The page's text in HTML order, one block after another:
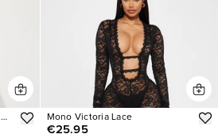
Mono Victoria Lace
€25.95